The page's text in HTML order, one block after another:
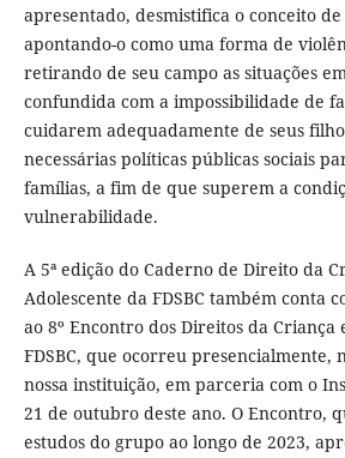
apresentado, desmistifica o conceito
apontando-o como uma forma de
retirando de seu campo as situações
confundida com a impossibilidade de
cuidarem adequadamente de seus
necessárias políticas públicas sociais
famílias, a fim de que superem a
vulnerabilidade.
A 5ª edição do Caderno de Direito da
Adolescente da FDSBC também conta
ao 8º Encontro dos Direitos da Criança
FDSBC, que ocorreu presencialmente,
nossa instituição, em parceria com o
21 de outubro deste ano. O Encontro,
estudos do grupo ao longo de 2023,